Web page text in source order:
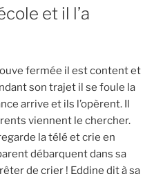
et il l’a
fermée il est content et
son trajet il se foule la
arrive et ils l’opèrent. Il
viennent le chercher.
la télé et crie en
débarquent dans sa
de crier ! Eddine dit à sa